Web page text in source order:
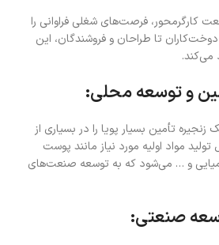
کارگرمحور، فرصت‌های شغلی فراوانی را
تا طراحان و فروشندگان، این
می‌کند.
و توسعه محلی:
تأمین بسیار پویا را در بسیاری از
مواد اولیه مورد نیاز مانند پوست
و … می‌شود که به توسعه صنعت‌های
صنعتی: